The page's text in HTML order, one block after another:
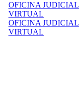
OFICINA JUDICIAL
VIRTUAL
OFICINA JUDICIAL
VIRTUAL